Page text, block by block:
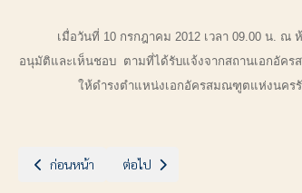
เมื่อวันที่ 10 กรกฎาคม 2012 เวลา 09.00 น. ณ ห้
อนุมัติและเห็นชอบ ตามที่ได้รับแจ้งจากสถานเอกอัครส
ให้ดำรงตำแหน่งเอกอัครสมณฑูตแห่งนครรั
เนื้อหาก่อนหน้า: ฉลองชุมชนแห่งความเชื่อ วัด น.เวนันซี
ก่อนหน้า เนื้อหาถัดไป: ขอเชิญร่วมพิธีบวชสังฆา
ต่อไป